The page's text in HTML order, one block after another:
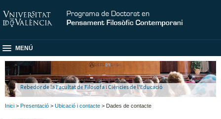
MENÚ
Rebedor de la Facultat de Filosofa i Ciències de l'Educació
Inici > Presentació > Ubicació i contacte > Dades de contacte